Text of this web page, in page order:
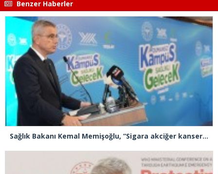
Benzer Haberler
Sağlık Bakanı Kemal Memişoğlu, “Sigara akciğer kanserinde Türkiye’yi dünyada 1 numara yaptı”